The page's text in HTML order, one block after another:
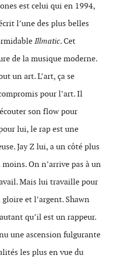
est celui qui en 1994,
l’une des plus belles
Illmatic. Cet
de la musique moderne.
un art. L’art, ça se
pour l’art. Il
son flow pour
lui, le rap est une
Jay Z lui, a un côté plus
On n’arrive pas à un
Mais lui travaille pour
et l’argent. Shawn
qu’il est un rappeur.
une ascension fulgurante
les plus en vue du